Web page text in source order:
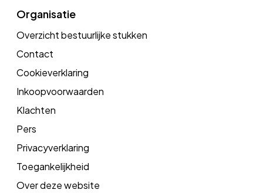
Organisatie
Overzicht bestuurlijke stukken
Contact
Cookieverklaring
Inkoopvoorwaarden
Klachten
Pers
Privacyverklaring
Toegankelijkheid
Over deze website